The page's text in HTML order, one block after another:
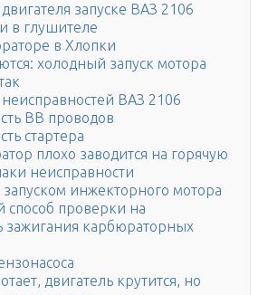
запуске ВАЗ 2106
в глушителе
в Хлопки
холодный запуск мотора
ВАЗ 2106
ВВ проводов
стартера
плохо заводится на горячую
неисправности
инжекторного мотора
способ проверки на
зажигания карбюраторных
двигатель крутится, но